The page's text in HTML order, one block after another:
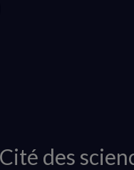
des